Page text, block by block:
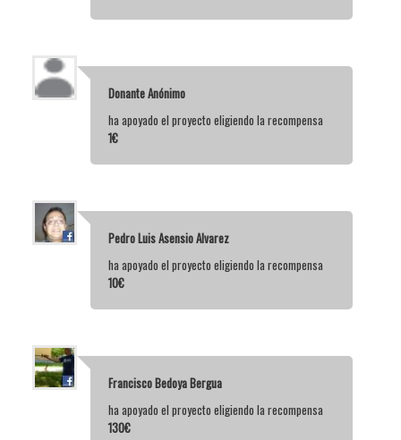
Donante Anónimo
ha apoyado el proyecto eligiendo la recompensa
1€
Pedro Luis Asensio Alvarez
ha apoyado el proyecto eligiendo la recompensa
10€
Francisco Bedoya Bergua
ha apoyado el proyecto eligiendo la recompensa
130€